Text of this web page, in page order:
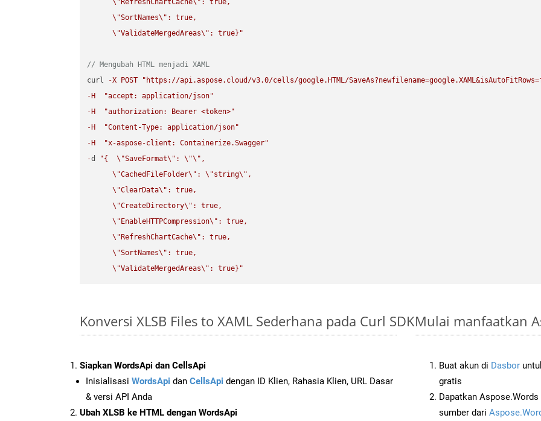
\" RefreshChartCache\" : true,
\"SortNames\" : true,
\"ValidateMergedAreas\" : true}"
// Mengubah HTML menjadi XAML
curl
-X POST
"https://api.aspose.cloud/v3.0/cells/google.HTML/
- H
"accept: application/json"
- H
"authorization: Bearer <token>"
- H
"Content-Type: application/json"
- H
"x-aspose-client: Containerize.Swagger"
-d "{ \"SaveFormat\" : \"\" ,
\"CachedFileFolder\" : \"string\" ,
\"ClearData\" : true,
\"CreateDirectory\" : true,
\" EnableHTTPCompression\" : true,
\" RefreshChartCache\" : true,
\"SortNames\" : true,
\"ValidateMergedAreas\" : true}"
Konversi XLSB Files to XAML Sederhana pada Curl SDK
Siapkan WordsApi dan CellsApi
Inisialisasi WordsApi dan CellsApi dengan ID Klien, Rahasia Klien, URL Dasar
& versi API Anda
Ubah XLSB ke HTML dengan WordsApi
Mulai manfaatkan
Buat akun di Dasbor
gratis
Dapatkan
sumber dari